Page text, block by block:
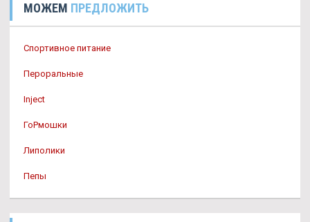
МОЖЕМ ПРЕДЛОЖИТЬ
Спортивное питание
Пероральные
Inject
ГоРмошки
Липолики
Пепы